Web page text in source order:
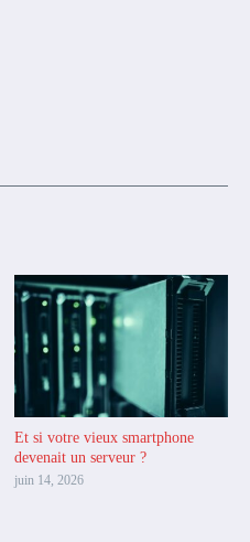
Et si votre vieux smartphone
devenait un serveur ?
juin 14, 2026